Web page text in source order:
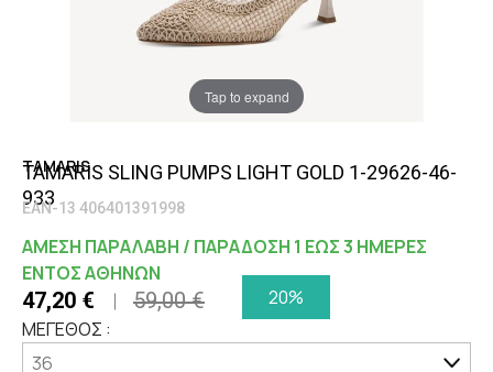
Tap to expand
TAMARIS
TAMARIS SLING PUMPS LIGHT GOLD 1-29626-46-
933
EAN-13 406401391998
ΑΜΕΣΗ ΠΑΡΑΛΑΒΗ / ΠΑΡΑΔΟΣΗ 1 ΕΩΣ 3 ΗΜΕΡΕΣ
ΕΝΤΟΣ ΑΘΗΝΩΝ
47,20 € 59,00 €
20%
ΜΕΓΕΘΟΣ :